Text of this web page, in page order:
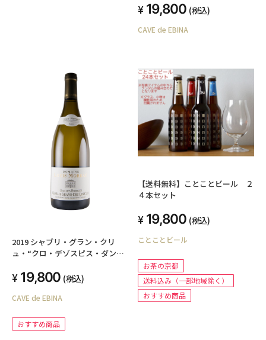
19,800 (税込)
CAVE de EBINA
2019 シャブリ・グラン・クリ
ュ・“クロ・デゾスピス・ダン・
ロー19,800 (税込)
CAVE de EBINA
おすすめ商品
【送料無料】ことことビール ２
４本セット
19,800 (税込)
ことことビール
お茶の京都
送料込み（一部地域除く）
おすすめ商品